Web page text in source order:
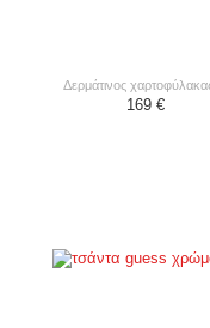
δερμάτινος χαρτοφύλακας
169 €